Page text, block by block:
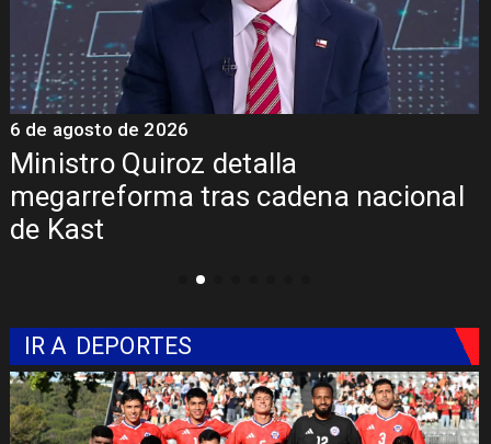
Ministro Quiroz detalla
megarreforma tras cadena nacional
de Kast
6 de agosto de 2026
IR A DEPORTES